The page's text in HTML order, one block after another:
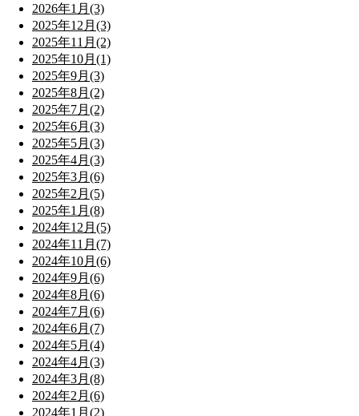
2026年1月(3)
2025年12月(3)
2025年11月(2)
2025年10月(1)
2025年9月(3)
2025年8月(2)
2025年7月(2)
2025年6月(3)
2025年5月(3)
2025年4月(3)
2025年3月(6)
2025年2月(5)
2025年1月(8)
2024年12月(5)
2024年11月(7)
2024年10月(6)
2024年9月(6)
2024年8月(6)
2024年7月(6)
2024年6月(7)
2024年5月(4)
2024年4月(3)
2024年3月(8)
2024年2月(6)
2024年1月(2)